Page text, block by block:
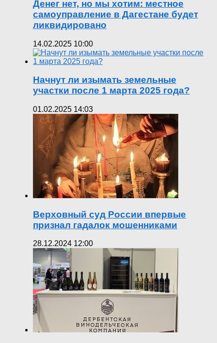
Денег нет, но мы хотим: местное
самоуправление в Дагестане будет
ликвидировано
14.02.2025 10:00
Начнут ли изымать земельные
участки после 1 марта 2025 года?
01.02.2025 14:03
Верховный суд России впервые
признал гадалок мошенниками
28.12.2024 12:00